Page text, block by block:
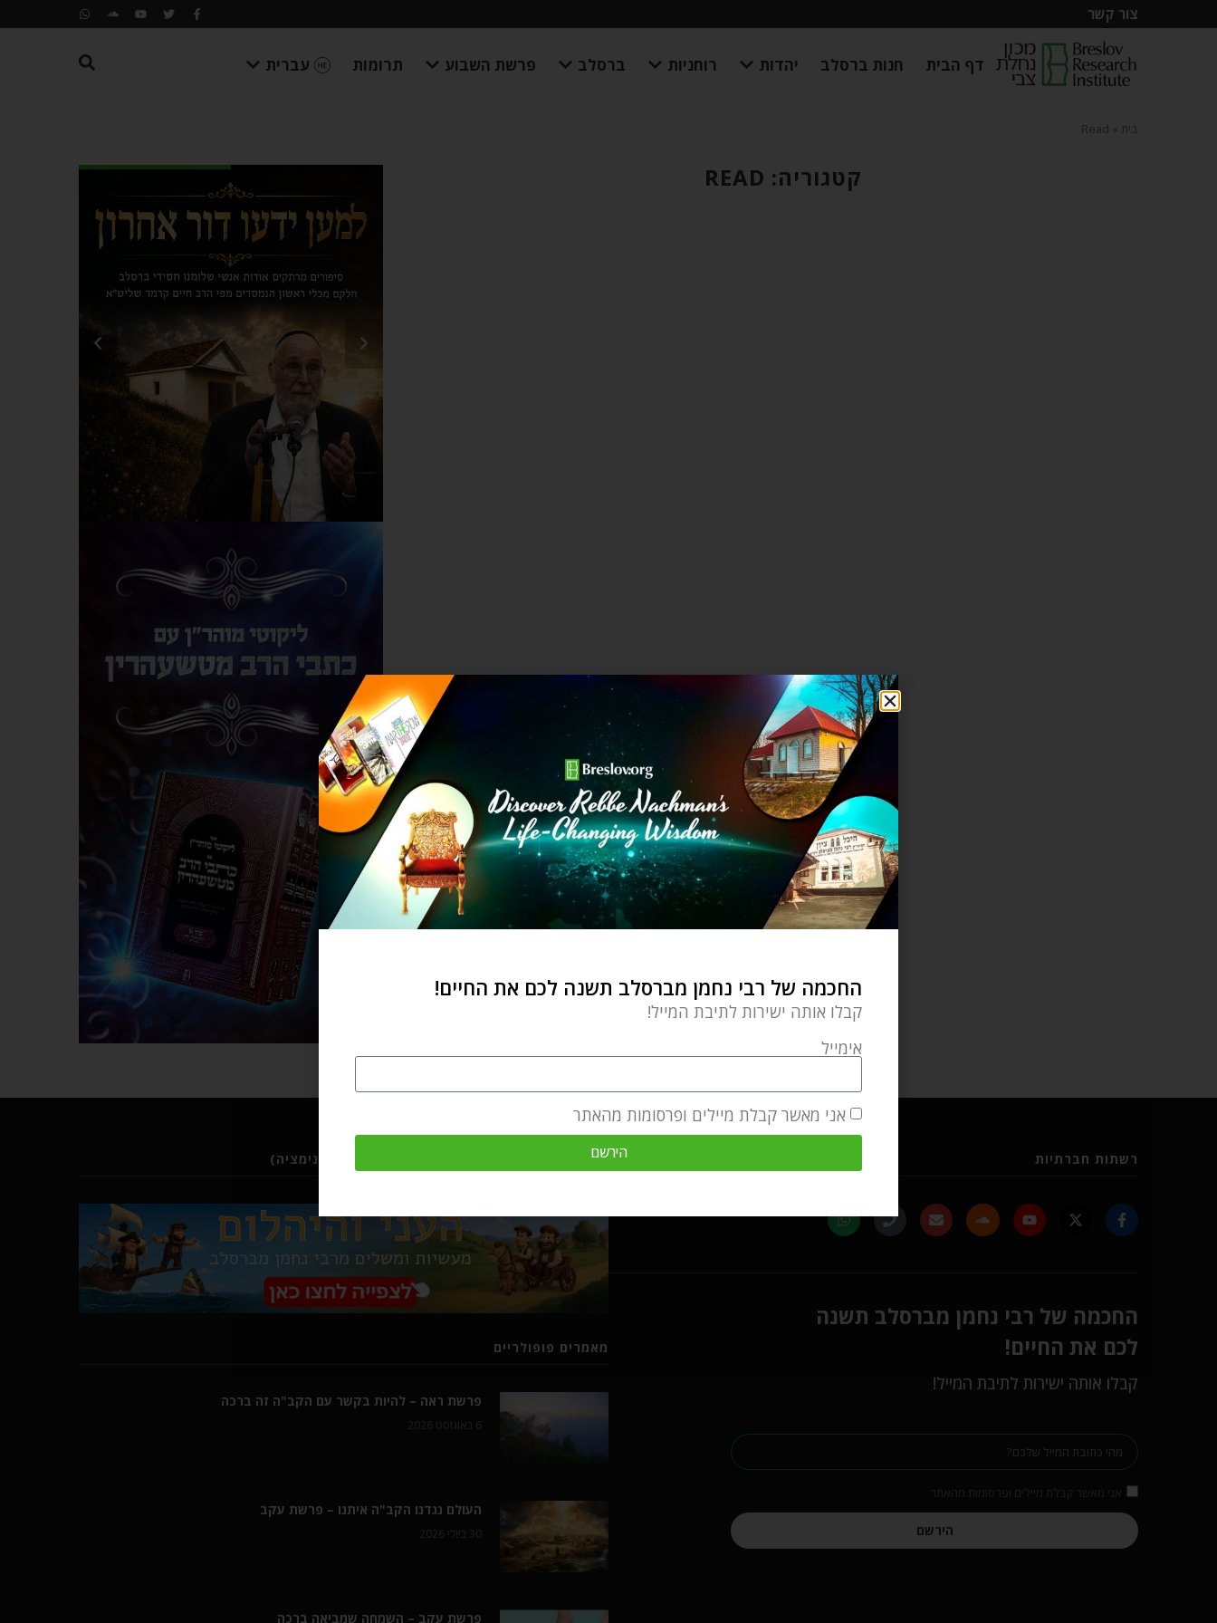
צור קשר
דף הבית חנות ברסלב יהדות רוחניות ברסלב פרשת השבוע תרומות עברית
בית Read
קטגוריה: READ
רשתות חברתיות
החכמה של רבי נחמן מברסלב תשנה
לכם את החיים!
קבלו אותה ישירות לתיבת המייל!
הירשם
מעשיות ומשלים מרבי נחמן מברסלב (סרטוני אנימציה)
מאמרים פופולריים
פרשת ראה – להיות בקשר עם הקב"ה זה ברכה
העולם נגדנו הקב"ה איתנו – פרשת עקב
פרשת עקב – השמחה שמביאה ברכה
החכמה של רבי נחמן מברסלב תשנה לכם את החיים!
קבלו אותה ישירות לתיבת המייל!
אימייל
אני מאשר קבלת מיילים ופרסומות מהאתר
הירשם